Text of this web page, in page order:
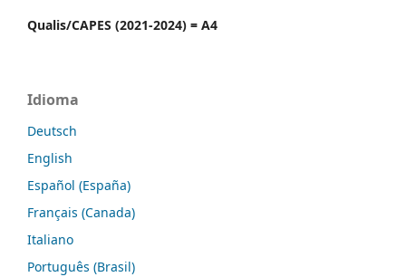
Qualis/CAPES (2021-2024) = A4
Idioma
Deutsch
English
Español (España)
Français (Canada)
Italiano
Português (Brasil)